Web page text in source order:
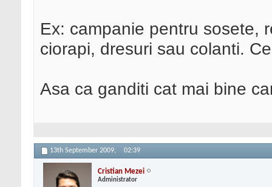
Ex: campanie pentru sosete,
ciorapi, dresuri sau colanti.
Asa ca ganditi cat mai bine
13th September 2009, 02:39
Cristian Mezei
Administrator